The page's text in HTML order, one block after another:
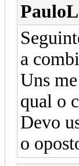
a
Uns
qual o
Devo
o